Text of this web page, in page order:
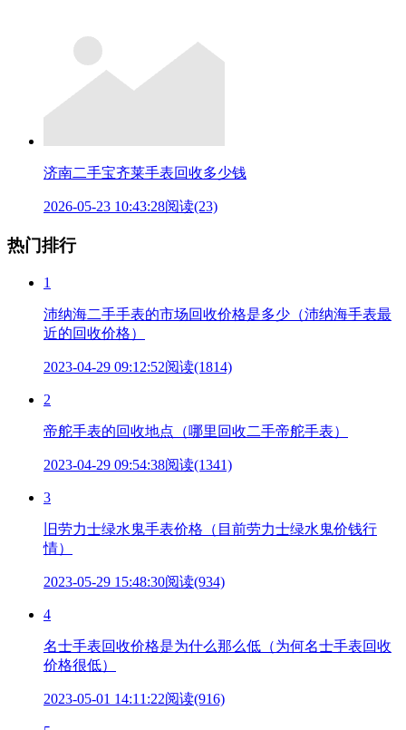
济南二手宝齐莱手表回收多少钱
2026-05-23 10:43:28阅读(23)
热门排行
1
沛纳海二手手表的市场回收价格是多少（沛纳海手表最
近的回收价格）
2023-04-29 09:12:52阅读(1814)
2
帝舵手表的回收地点（哪里回收二手帝舵手表）
2023-04-29 09:54:38阅读(1341)
3
旧劳力士绿水鬼手表价格（目前劳力士绿水鬼价钱行
情）
2023-05-29 15:48:30阅读(934)
4
名士手表回收价格是为什么那么低（为何名士手表回收
价格很低）
2023-05-01 14:11:22阅读(916)